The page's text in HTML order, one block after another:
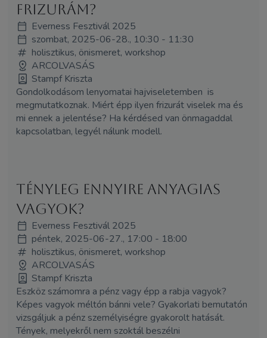
frizurám?
Everness Fesztivál 2025
szombat, 2025-06-28., 10:30 - 11:30
holisztikus, önismeret, workshop
ARCOLVASÁS
Stampf Kriszta
Gondolkodásom lenyomatai hajviseletemben is
megmutatkoznak. Miért épp ilyen frizurát viselek ma és
mi ennek a jelentése? Ha kérdésed van önmagaddal
kapcsolatban, legyél nálunk modell.
Tényleg ennyire anyagias
vagyok?
Everness Fesztivál 2025
péntek, 2025-06-27., 17:00 - 18:00
holisztikus, önismeret, workshop
ARCOLVASÁS
Stampf Kriszta
Eszköz számomra a pénz vagy épp a rabja vagyok?
Képes vagyok méltón bánni vele? Gyakorlati bemutatón
vizsgáljuk a pénz személyiségre gyakorolt hatását.
Tények, melyekről nem szoktál beszélni